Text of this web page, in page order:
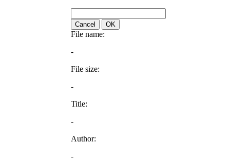
Cancel OK
File name:
-
File size:
-
Title:
-
Author:
-